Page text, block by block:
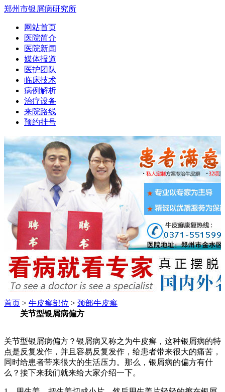
郑州市银屑病研究所
网站首页
医院简介
医院新闻
媒体报道
医护团队
临床技术
病例解析
治疗设备
来院路线
预约挂号
首页 > 牛皮癣部位 > 颈部牛皮癣
关节型银屑病偏方
关节型银屑病偏方？银屑病又称之为牛皮癣，这种银屑病的特
点是反复发作，并且容易反复发作，给患者带来很大的痛苦，
同时给患者带来很大的生活压力。那么，银屑病的偏方有什
么？接下来我们就来给大家介绍一下。